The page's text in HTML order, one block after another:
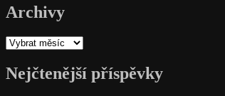
Archivy
Archivy
Nejčtenější příspěvky